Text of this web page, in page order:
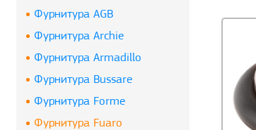
Фурнитура AGB
Фурнитура Archie
Фурнитура Armadillo
Фурнитура Bussare
Фурнитура Forme
Фурнитура Fuaro